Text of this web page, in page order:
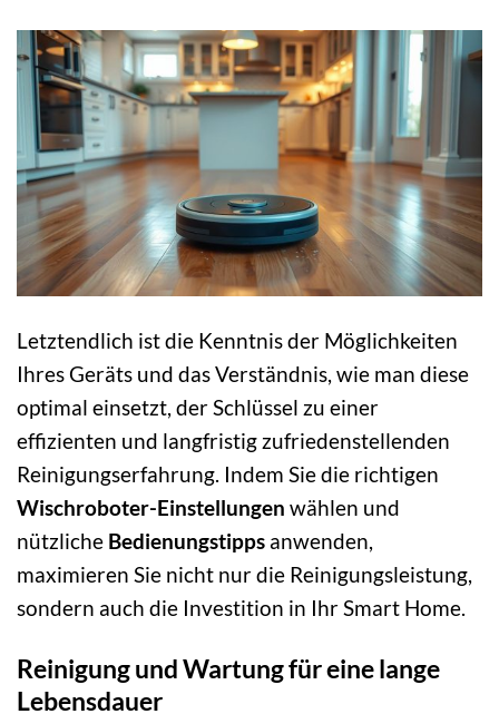
Letztendlich ist die Kenntnis der Möglichkeiten
Ihres Geräts und das Verständnis, wie man diese
optimal einsetzt, der Schlüssel zu einer
effizienten und langfristig zufriedenstellenden
Reinigungserfahrung. Indem Sie die richtigen
Wischroboter-Einstellungen wählen und
nützliche Bedienungstipps anwenden,
maximieren Sie nicht nur die Reinigungsleistung,
sondern auch die Investition in Ihr Smart Home.
Reinigung und Wartung für eine lange
Lebensdauer